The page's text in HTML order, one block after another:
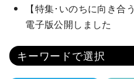
【特集･いのちに向き合
電子版公開しました
キーワードで選択